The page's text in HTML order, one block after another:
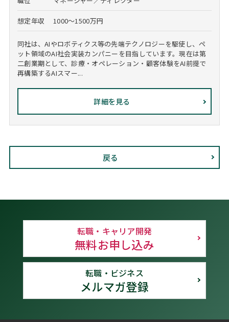
想定年収 1000～1500万円
同社は、AIやロボティクス等の先端テクノロジーを駆使し、ペ
ット領域のAI社会実装カンパニーを目指しています。現在は第
二創業期として、診療・オペレーション・顧客体験をAI前提で
再構築するAIスマー...
詳細を見る
戻る
転職・キャリア開発
無料お申し込み
転職・ビジネス
メルマガ登録